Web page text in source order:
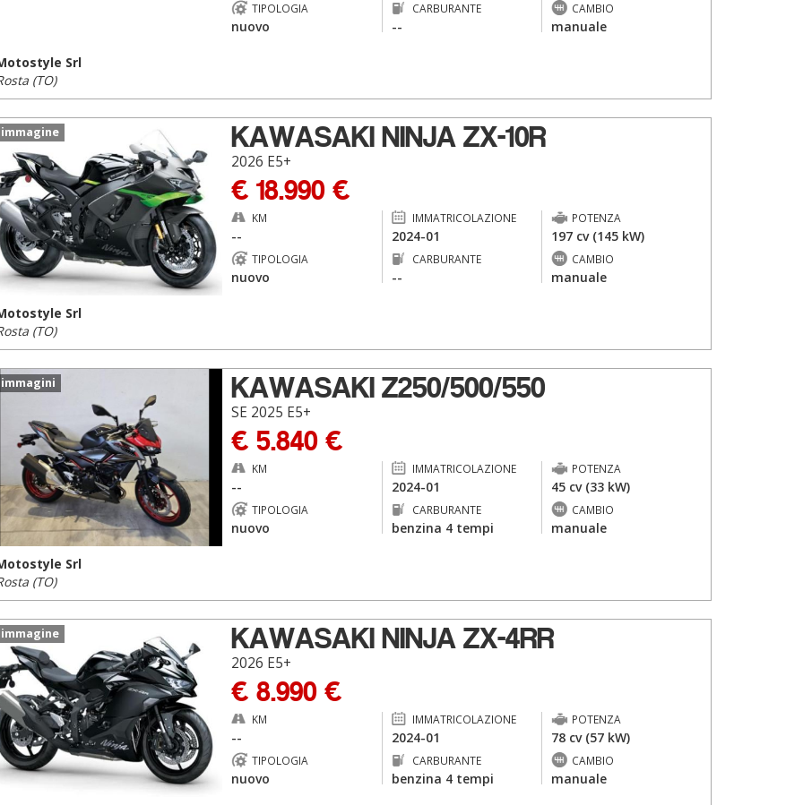
TIPOLOGIA
nuovo
CARBURANTE
--
CAMBIO
manuale
Srl
(TO)
immagine KAWASAKI NINJA ZX-10R
2026 E5+
€ 18.990 €
KM
--
IMMATRICOLAZIONE
2024-01
POTENZA
197 cv (145 kW)
TIPOLOGIA
nuovo
CARBURANTE
--
CAMBIO
manuale
Srl
(TO)
immagini KAWASAKI Z250/500/550
SE 2025 E5+
€ 5.840 €
KM
--
IMMATRICOLAZIONE
2024-01
POTENZA
45 cv (33 kW)
TIPOLOGIA
nuovo
CARBURANTE
benzina 4 tempi
CAMBIO
manuale
Srl
(TO)
immagine KAWASAKI NINJA ZX-4RR
2026 E5+
€ 8.990 €
KM
--
IMMATRICOLAZIONE
2024-01
POTENZA
78 cv (57 kW)
TIPOLOGIA
nuovo
CARBURANTE
benzina 4 tempi
CAMBIO
manuale